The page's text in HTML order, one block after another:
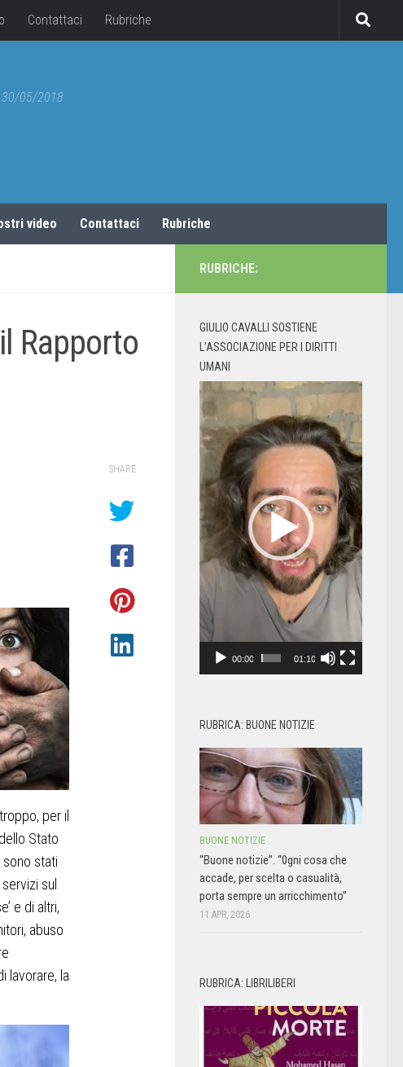
Contattaci Rubriche
30/05/2018
video Contattaci Rubriche
Rapporto
per il
Stato
stati
sul
e di altri,
abuso
lavorare, la
SHARE
RUBRICHE:
GIULIO CAVALLI SOSTIENE
L’ASSOCIAZIONE PER I DIRITTI
UMANI
Video
Player
00:00 01:10
RUBRICA: BUONE NOTIZIE
BUONE NOTIZIE
“Buone notizie”. “0gni cosa che
accade, per scelta o casualità,
porta sempre un arricchimento”
11 APR, 2026
RUBRICA: LIBRILIBERI